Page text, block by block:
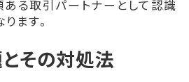
る取引パートナーとして認識
ます。
その対処法